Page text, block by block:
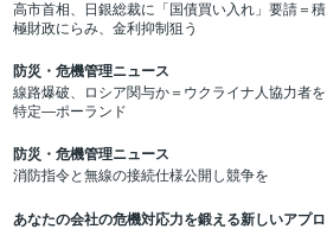
高市首相、日銀総裁に「国債買い入れ」要請＝積
極財政にらみ、金利抑制狙う
防災・危機管理ニュース
線路爆破、ロシア関与か＝ウクライナ人協力者を
特定―ポーランド
防災・危機管理ニュース
消防指令と無線の接続仕様公開し競争を
あなたの会社の危機対応力を鍛える新しいアプロ